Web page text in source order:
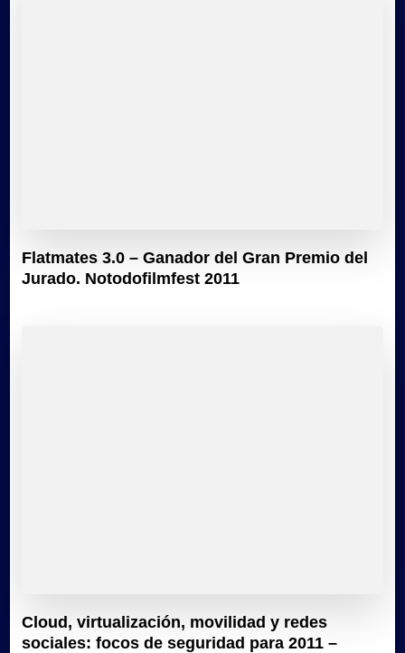
Flatmates 3.0 – Ganador del Gran Premio del
Jurado. Notodofilmfest 2011
Cloud, virtualización, movilidad y redes
sociales: focos de seguridad para 2011 –